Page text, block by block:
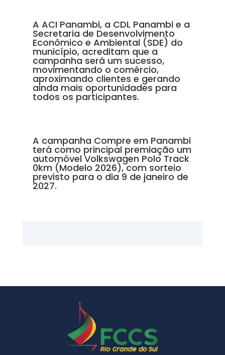
A ACI Panambi, a CDL Panambi e a
Secretaria de Desenvolvimento
Econômico e Ambiental (SDE) do
município, acreditam que a
campanha será um sucesso,
movimentando o comércio,
aproximando clientes e gerando
ainda mais oportunidades para
todos os participantes.
A campanha Compre em Panambi
terá como principal premiação um
automóvel Volkswagen Polo Track
0km (Modelo 2026), com sorteio
previsto para o dia 9 de janeiro de
2027.